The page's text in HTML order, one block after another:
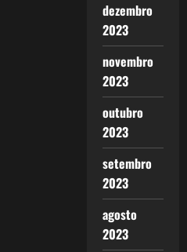
dezembro
2023
novembro
2023
outubro
2023
setembro
2023
agosto
2023